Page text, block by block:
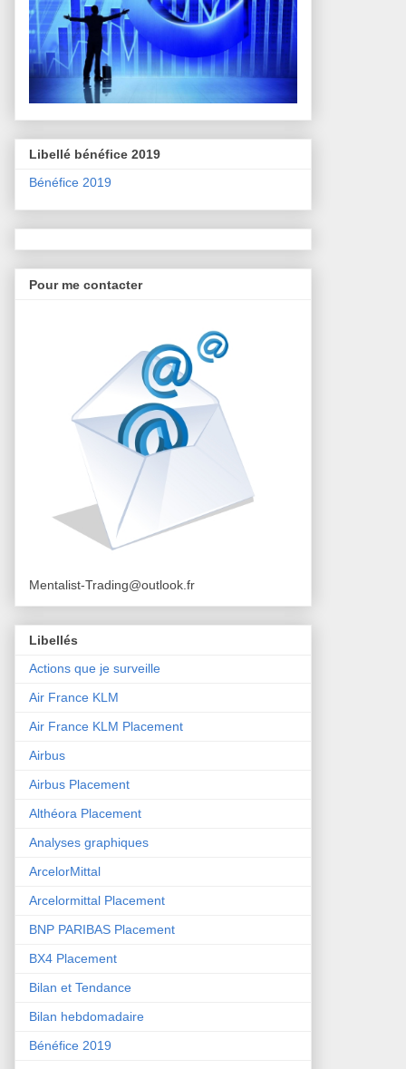
Libellé bénéfice 2019
Bénéfice 2019
Pour me contacter
Mentalist-Trading@outlook.fr
Libellés
Actions que je surveille
Air France KLM
Air France KLM Placement
Airbus
Airbus Placement
Althéora Placement
Analyses graphiques
ArcelorMittal
Arcelormittal Placement
BNP PARIBAS Placement
BX4 Placement
Bilan et Tendance
Bilan hebdomadaire
Bénéfice 2019